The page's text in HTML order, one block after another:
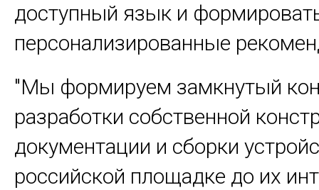
доступный язык и
персонализированные
"Мы формируем замкнутый
разработки собственной
документации и сборки
российской площадке до их